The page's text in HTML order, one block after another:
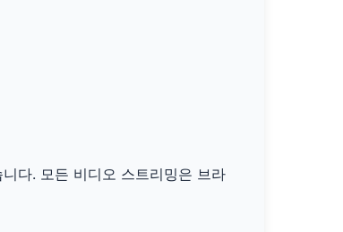
다. 모든 비디오 스트리밍은 브라